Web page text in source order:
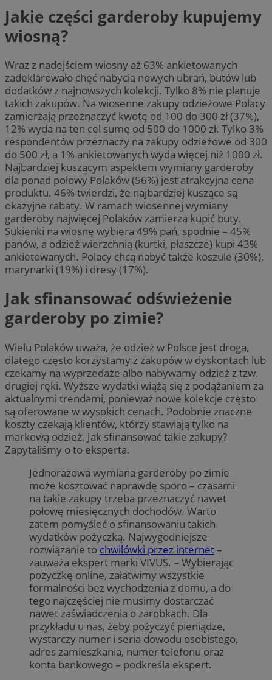
Jakie części garderoby kupujemy
wiosną?
Wraz z nadejściem wiosny aż 63% ankietowanych
zadeklarowało chęć nabycia nowych ubrań, butów lub
dodatków z najnowszych kolekcji. Tylko 8% nie planuje
takich zakupów. Na wiosenne zakupy odzieżowe Polacy
zamierzają przeznaczyć kwotę od 100 do 300 zł (37%),
12% wyda na ten cel sumę od 500 do 1000 zł. Tylko 3%
respondentów przeznaczy na zakupy odzieżowe od 300
do 500 zł, a 1% ankietowanych wyda więcej niż 1000 zł.
Najbardziej kuszącym aspektem wymiany garderoby
dla ponad połowy Polaków (56%) jest atrakcyjna cena
produktu. 46% twierdzi, że najbardziej kuszące są
okazyjne rabaty. W ramach wiosennej wymiany
garderoby najwięcej Polaków zamierza kupić buty.
Sukienki na wiosnę wybiera 49% pań, spodnie – 45%
panów, a odzież wierzchnią (kurtki, płaszcze) kupi 43%
ankietowanych. Polacy chcą nabyć także koszule (30%),
marynarki (19%) i dresy (17%).
Jak sfinansować odświeżenie
garderoby po zimie?
Wielu Polaków uważa, że odzież w Polsce jest droga,
dlatego często korzystamy z zakupów w dyskontach lub
czekamy na wyprzedaże albo nabywamy odzież z tzw.
drugiej ręki. Wyższe wydatki wiążą się z podążaniem za
aktualnymi trendami, ponieważ nowe kolekcje często
są oferowane w wysokich cenach. Podobnie znaczne
koszty czekają klientów, którzy stawiają tylko na
markową odzież. Jak sfinansować takie zakupy?
Zapytaliśmy o to eksperta.
Jednorazowa wymiana garderoby po zimie
może kosztować naprawdę sporo – czasami
na takie zakupy trzeba przeznaczyć nawet
połowę miesięcznych dochodów. Warto
zatem pomyśleć o sfinansowaniu takich
wydatków pożyczką. Najwygodniejsze
rozwiązanie to chwilówki przez internet–
zauważa ekspert marki VIVUS. – Wybierając
pożyczkę online, załatwimy wszystkie
formalności bez wychodzenia z domu, a do
tego najczęściej nie musimy dostarczać
nawet zaświadczenia o zarobkach. Dla
przykładu u nas, żeby pożyczyć pieniądze,
wystarczy numer i seria dowodu osobistego,
adres zamieszkania, numer telefonu oraz
konta bankowego – podkreśla ekspert.